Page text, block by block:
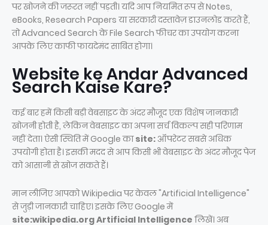
पर खोजने की जरूरत नहीं पड़ती। यदि आप नियमित रूप से Notes,
eBooks, Research Papers या सरकारी दस्तावेज़ डाउनलोड करते हैं,
तो Advanced Search के File Search फीचर का उपयोग करना
आपके लिए काफी फायदेमंद साबित होगा।
Website ke Andar Advanced
Search Kaise Kare?
कई बार हमें किसी बड़ी वेबसाइट के अंदर मौजूद एक विशेष जानकारी
खोजनी होती है, लेकिन वेबसाइट का अपना सर्च विकल्प सही परिणाम
नहीं देता। ऐसी स्थिति में Google काsite: ऑपरेटर सबसे अधिक
उपयोगी होता है। इसकी मदद से आप किसी भी वेबसाइट के अंदर मौजूद पेज
को आसानी से खोज सकते हैं।
मान लीजिए आपको Wikipedia पर केवल "Artificial Intelligence"
से जुड़ी जानकारी चाहिए। इसके लिए Google में
site:wikipedia.org Artificial Intelligence लिखें। अब